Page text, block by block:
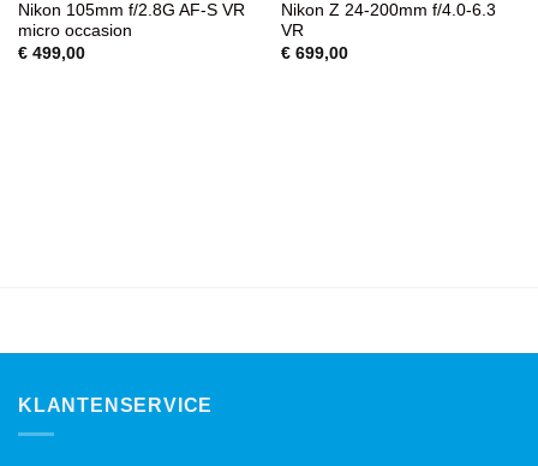
WENSENLIJST
Nikon 105mm f/2.8G AF-S VR
micro occasion
€499,00
WENSENLIJST
Nikon Z 24-200mm f/4.0-6.3
VR
€699,00
KLANTENSERVICE